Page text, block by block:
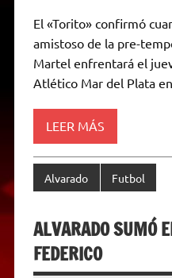
a
t
s
p
p
e
g
r
a
m
t
t
e
r
e
b
o
k
s
e
n
g
e
r
p
y
L
i
n
k
i
l
El «Torito» confirmó
amistoso de la pre-
Martel enfrentará el
Atlético Mar del Plata
LEER MÁS
Alvarado Futbol
ALVARADO SUMÓ
FEDERICO